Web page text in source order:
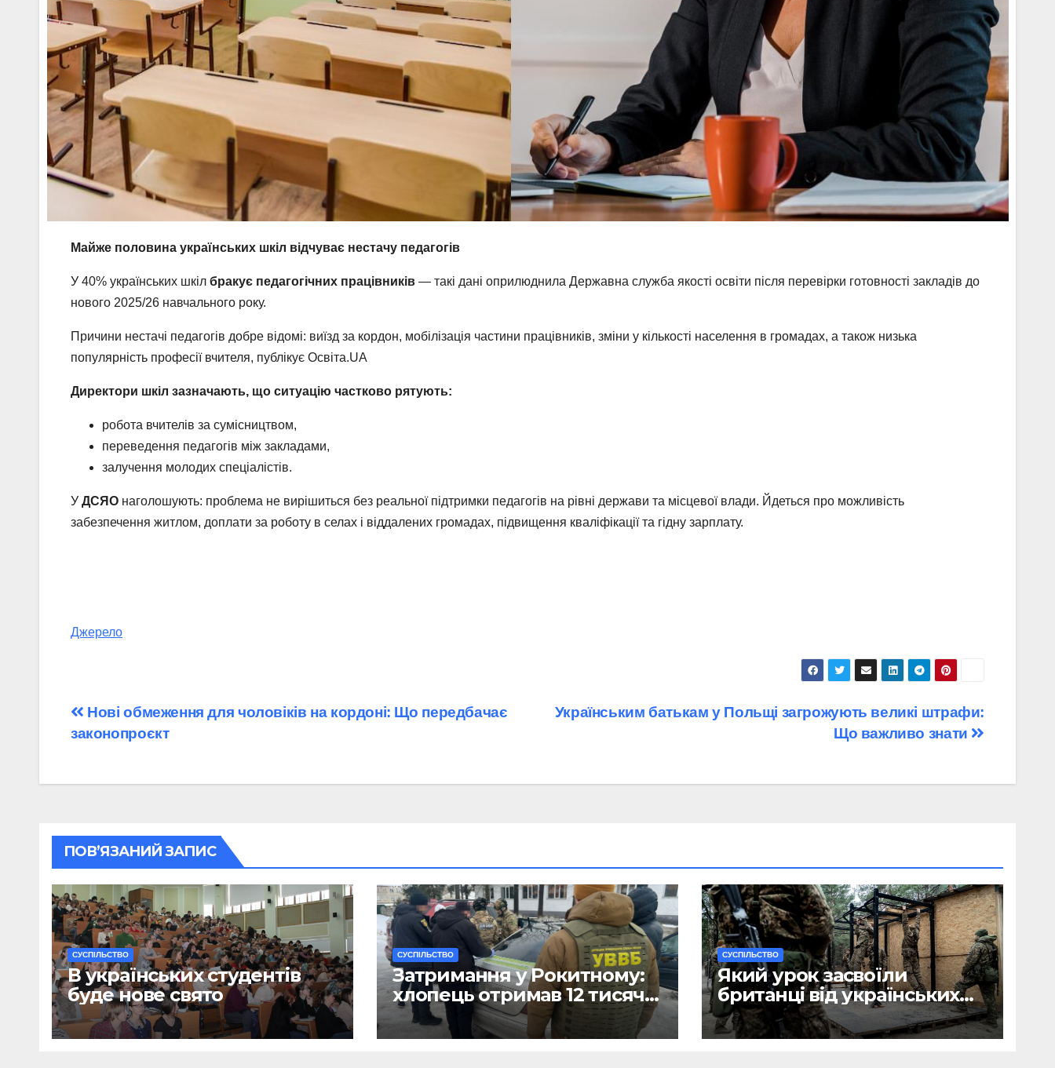
Майже половина українських шкіл відчуває нестачу педагогів
У 40% українських шкіл бракує педагогічних працівників — такі дані оприлюднила Державна служба якості освіти після перевірки готовності закладів до
нового 2025/26 навчального року.
Причини нестачі педагогів добре відомі: виїзд за кордон, мобілізація частини працівників, зміни у кількості населення в громадах, а також низька
популярність професії вчителя, публікує Освіта.UA
Директори шкіл зазначають, що ситуацію частково рятують:
робота вчителів за сумісництвом,
переведення педагогів між закладами,
залучення молодих спеціалістів.
У ДСЯО наголошують: проблема не вирішиться без реальної підтримки педагогів на рівні держави та місцевої влади. Йдеться про можливість
забезпечення житлом, доплати за роботу в селах і віддалених громадах, підвищення кваліфікації та гідну зарплату.
Джерело
Навігація
записів
Українським батькам у Польщі загрожують великі штрафи:
Що важливо знати
Нові обмеження для чоловіків на кордоні: Що передбачає
законопроєкт
ПОВ’ЯЗАНИЙ ЗАПИС
CУСПІЛЬСТВО
В українських студентів
буде нове свято
CУСПІЛЬСТВО
Затримання у Рокитному:
хлопець отримав 12 тисяч
Євро за допомогу
чоловікам
CУСПІЛЬСТВО
Який урок засвоїли
британці від українських
військових?